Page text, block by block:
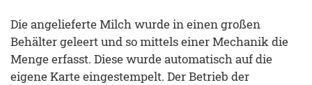
Die angelieferte Milch wurde in einen großen
Behälter geleert und so mittels einer Mechanik die
Menge erfasst. Diese wurde automatisch auf die
eigene Karte eingestempelt. Der Betrieb der